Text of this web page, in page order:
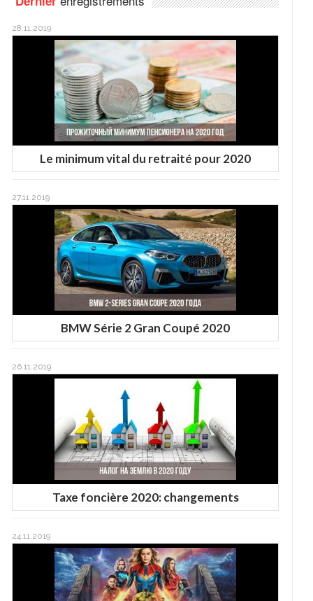
28.11.2019
Le minimum vital du retraité pour 2020
27.11.2019
BMW Série 2 Gran Coupé 2020
26.11.2019
Taxe foncière 2020: changements
24.11.2019